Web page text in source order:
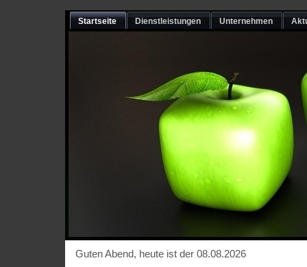
Startseite Dienstleistungen Unternehmen
Guten Abend, heute ist der 08.08.2026